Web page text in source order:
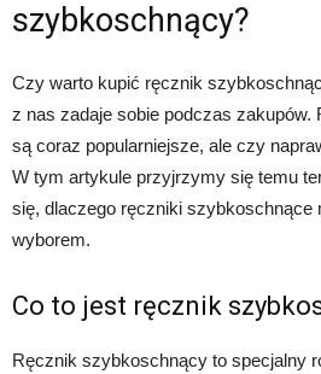
szybkoschnący?
Czy warto kupić ręcznik
z nas zadaje sobie podczas
są coraz popularniejsze, ale czy
W tym artykule przyjrzymy się temu
się, dlaczego ręczniki szybkoschnące
wyborem.
Co to jest ręcznik
Ręcznik szybkoschnący to specjalny